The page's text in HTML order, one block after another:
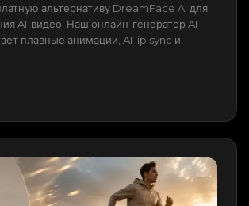
альтернативу DreamFace AI для
AI-видео. Наш онлайн-генератор AI-
плавные анимации, AI lip sync и